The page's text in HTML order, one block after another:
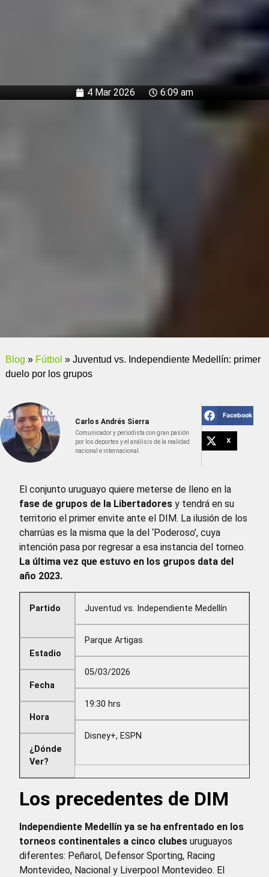
4 Mar 2026 6:09 am
Blog » Fútbol » Juventud vs. Independiente Medellín: primer
duelo por los grupos
Carlos Andrés Sierra
Comunicador y periodista con gran pasión
por los deportes y el análisis de la realidad
nacional e internacional.
Facebook
X
El conjunto uruguayo quiere meterse de lleno en la
fase de grupos de la Libertadores y tendrá en su
territorio el primer envite ante el DIM. La ilusión de los
charrúas es la misma que la del ‘Poderoso’, cuya
intención pasa por regresar a esa instancia del torneo.
La última vez que estuvo en los grupos data del
año 2023.
Partido
Estadio
Fecha
Hora
¿Dónde
Ver?
Juventud vs. Independiente Medellín
Parque Artigas
05/03/2026
19:30 hrs
Disney+, ESPN
Los precedentes de DIM
Independiente Medellín ya se ha enfrentado en los
torneos continentales a cinco clubes uruguayos
diferentes: Peñarol, Defensor Sporting, Racing
Montevideo, Nacional y Liverpool Montevideo. El